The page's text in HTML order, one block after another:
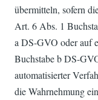
übermitteln, sofern
Art. 6 Abs. 1
a DS-GVO oder auf
Buchstabe b DS-
automatisierter
die Wahrnehmung